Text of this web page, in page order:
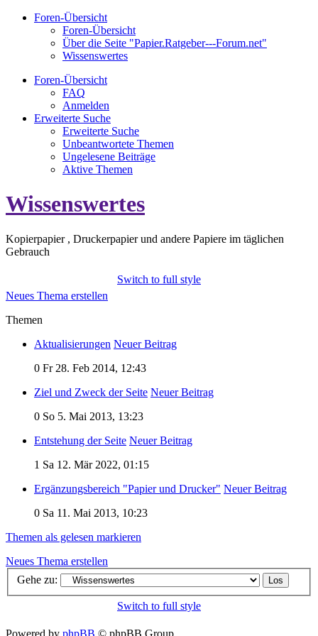
Foren-Übersicht
Foren-Übersicht
Über die Seite "Papier.Ratgeber---Forum.net"
Wissenswertes
Foren-Übersicht
FAQ
Anmelden
Erweiterte Suche
Erweiterte Suche
Unbeantwortete Themen
Ungelesene Beiträge
Aktive Themen
Wissenswertes
Kopierpapier , Druckerpapier und andere Papiere im täglichen
Gebrauch
Switch to full style
Neues Thema erstellen
Themen
Aktualisierungen Neuer Beitrag
0 Fr 28. Feb 2014, 12:43
Ziel und Zweck der Seite Neuer Beitrag
0 So 5. Mai 2013, 13:23
Entstehung der Seite Neuer Beitrag
1 Sa 12. Mär 2022, 01:15
Ergänzungsbereich "Papier und Drucker" Neuer Beitrag
0 Sa 11. Mai 2013, 10:23
Themen als gelesen markieren
Neues Thema erstellen
Gehe zu:
Switch to full style